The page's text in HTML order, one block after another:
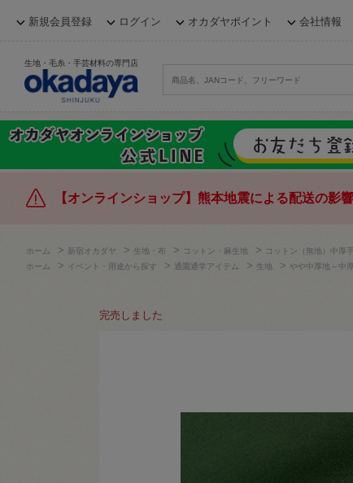
新規会員登録 ログイン オカダヤポイント 会社情報
生地・毛糸・手芸材料の専門店
【オンラインショップ】熊本地震による配送の影
ホーム > 新宿オカダヤ > 生地・布 > コットン・麻生地 >
コットン（無地）中厚
ホーム
> イベント・用途から探す > 通園通学アイテム > 生地 > やや中厚地～中
完売しました